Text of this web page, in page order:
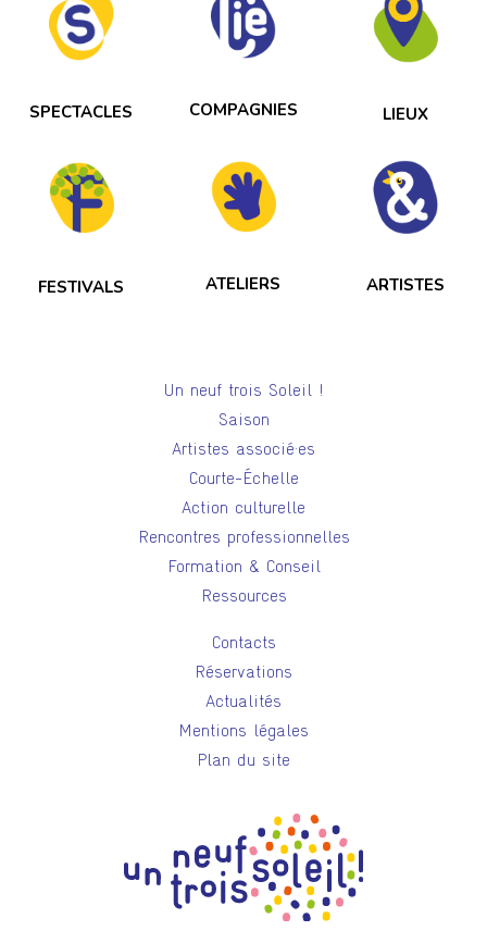
SPECTACLES COMPAGNIES LIEUX
FESTIVALS ATELIERS ARTISTES
Un neuf trois Soleil !
Saison
Artistes associé·es
Courte-Échelle
Action culturelle
Rencontres professionnelles
Formation & Conseil
Ressources
Contacts
Réservations
Actualités
Mentions légales
Plan du site